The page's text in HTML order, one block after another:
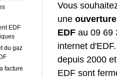
EDF
du gaz
facture
Vous
une
EDF au 09 69
internet
depuis 2000
EDF sont